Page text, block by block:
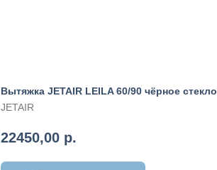
Вытяжка JETAIR LEILA 60/90 чёрное стекло
JETAIR
22450,00 р.